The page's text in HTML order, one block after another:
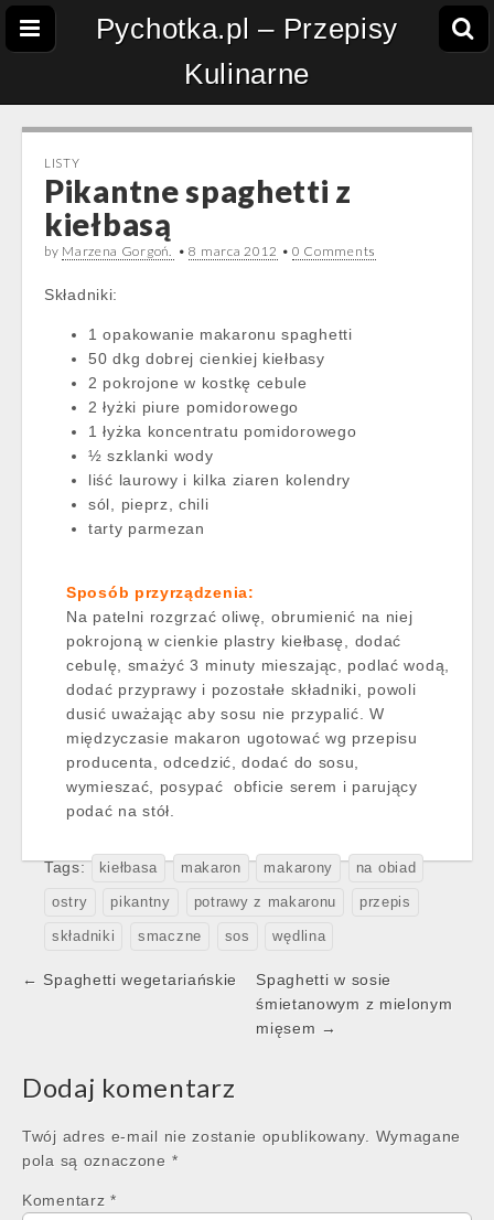
Pychotka.pl – Przepisy
Kulinarne
LISTY
Pikantne spaghetti z
kiełbasą
by Marzena Gorgoń. •8 marca 2012 • 0 Comments
Składniki:
1 opakowanie makaronu spaghetti
50 dkg dobrej cienkiej kiełbasy
2 pokrojone w kostkę cebule
2 łyżki piure pomidorowego
1 łyżka koncentratu pomidorowego
½ szklanki wody
liść laurowy i kilka ziaren kolendry
sól, pieprz, chili
tarty parmezan
Sposób przyrządzenia:
Na patelni rozgrzać oliwę, obrumienić na niej
pokrojoną w cienkie plastry kiełbasę, dodać
cebulę, smażyć 3 minuty mieszając, podlać wodą,
dodać przyprawy i pozostałe składniki, powoli
dusić uważając aby sosu nie przypalić. W
międzyczasie makaron ugotować wg przepisu
producenta, odcedzić, dodać do sosu,
wymieszać, posypać obficie serem i parujący
podać na stół.
Tags: kiełbasa makaron makarony na obiad
ostry pikantny potrawy z makaronu przepis
składniki smaczne sos wędlina
Post
← Spaghetti wegetariańskie
Spaghetti w sosie
śmietanowym z mielonym
mięsem →
Dodaj komentarz
Twój adres e-mail nie zostanie opublikowany.
Wymagane
pola są oznaczone *
Komentarz *